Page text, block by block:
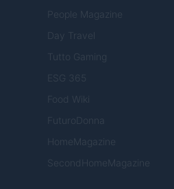
People Magazine
Day Travel
Tutto Gaming
ESG 365
Food Wiki
FuturoDonna
HomeMagazine
SecondHomeMagazine